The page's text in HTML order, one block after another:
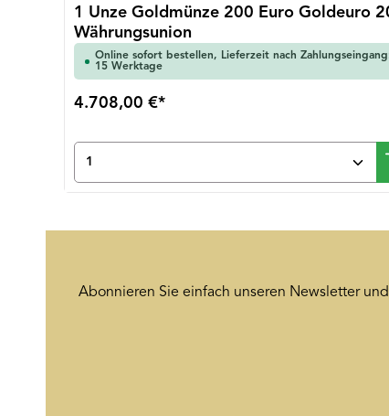
1 Unze Goldmünze 200 Euro Goldeuro
Währungsunion
Online sofort bestellen, Lieferzeit nach
15 Werktage
4.708,00 €*
Produkt Anzahl: Gib den
Abonnieren Sie einfach unseren Newsletter